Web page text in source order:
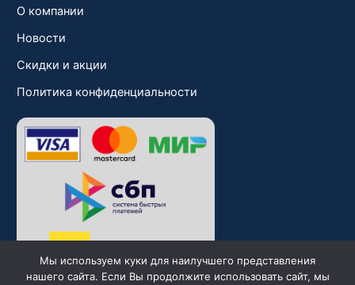
О компании
Новости
Скидки и акции
Политика конфиденциальности
Мы используем куки для наилучшего представления
нашего сайта. Если Вы продолжите использовать сайт, мы